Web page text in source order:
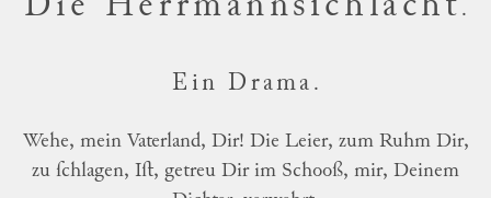
.
Ein Drama .
Wehe, mein Vaterland, Dir! Die Leier, zum Ruhm Dir,
zu ſchlagen, Iſt, getreu Dir im Schooß, mir, Deinem